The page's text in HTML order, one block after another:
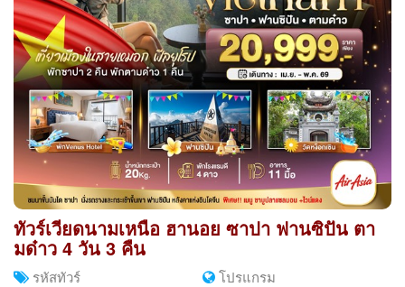
ทัวร์เวียดนามเหนือ ฮานอย ซาปา ฟานซิปัน ตา
มด๋าว 4 วัน 3 คืน
รหัสทัวร์ โปรแกรม